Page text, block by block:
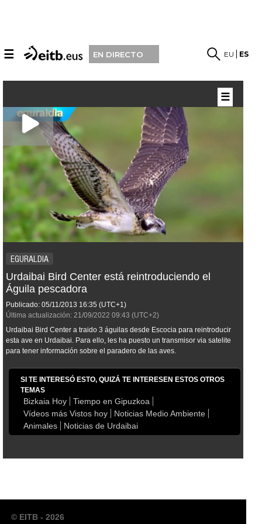
☰ EN DIRECTO EU ES
EGURALDIA
Urdaibai Bird Center está reintroduciendo el
Águila pescadora
Publicado: 05/11/2013 16:35 (UTC+1)
Última actualización: 21/09/2022 09:43 (UTC+2)
Urdaibai Bird Center a traido 3 águilas desde Escocia para reintroducir
esta ave en Urdaibai. Para ello, les ha puesto un transmisor via satelite
para tener información sobre el paradero de las aves.
SI TE INTERESÓ ESTO, QUIZÁ TE INTERESEN ESTOS OTROS
TEMAS
Bizkaia Hoy
Tiempo en Gipuzkoa
Vídeos más Vistos hoy
Noticias Medio Ambiente
Animales
Noticias de Urdaibai
☰
© EITB - 2026